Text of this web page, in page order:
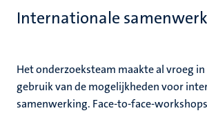
Internationale
Het onderzoeksteam maakte al vroeg
gebruik van de mogelijkheden voor
samenwerking. Face-to-face-